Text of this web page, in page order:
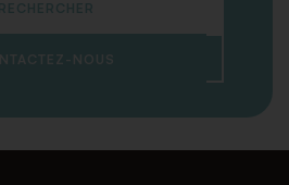
RECHERCHER
NOUS